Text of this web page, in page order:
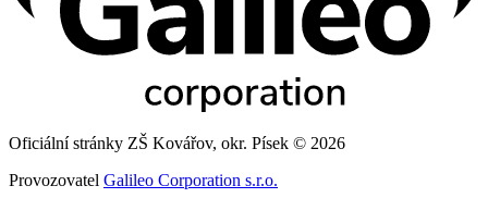
Oficiální stránky ZŠ Kovářov, okr. Písek © 2026
Provozovatel Galileo Corporation s.r.o.